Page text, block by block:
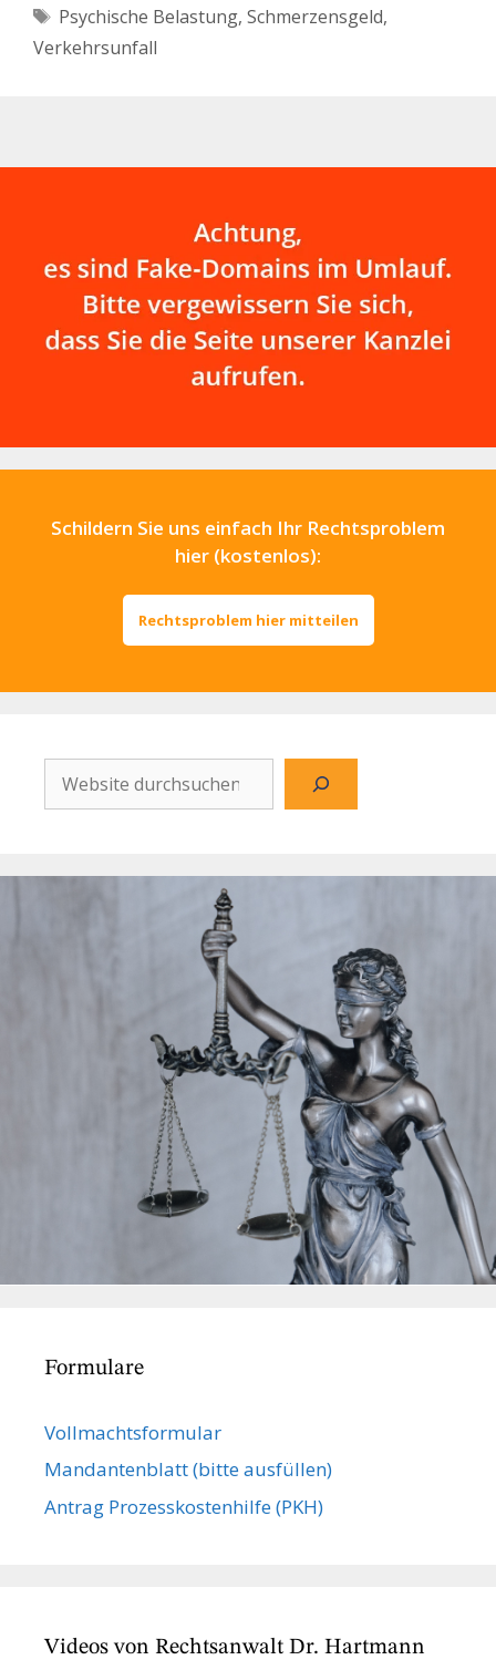
Schlagwörter
Psychische Belastung, Schmerzensgeld,
Verkehrsunfall
Schildern Sie uns einfach Ihr Rechtsproblem
hier (kostenlos):
Rechtsproblem hier mitteilen
Website
durchsuchen
Formulare
Vollmachts­formular
Mandanten­blatt (bitte ausfüllen)
Antrag Prozesskostenhilfe (PKH)
Videos von Rechtsanwalt Dr. Hartmann